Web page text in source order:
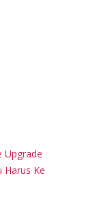
Upgrade
Harus Ke